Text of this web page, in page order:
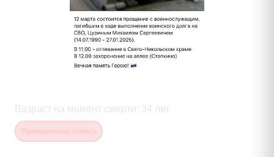
Возраст на момент смерти : 34 лет